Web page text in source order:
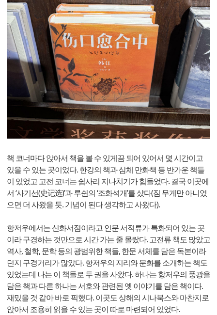
책 코너마다 앉아서 책을 볼 수 있게끔 되어 있어서 몇 시간이고
있을 수 있는 곳이었다. 한강의 책과 삼체 만화책 등 반가운 책들
이 있었고 고전 코너는 쉽사리 지나치기가 힘들었다. 결국 이곳에
서 ‘사기선(史记选)’과 루쉰의 ‘조화석개’를 샀다(짐 무게만 아니었
으면 더 사왔을 듯. 기념이 된다 생각하고 사왔다).
항저우에서는 신화서점이라고 인문 서적류가 특화되어 있는 곳
이라 구경하는 것만으로 시간 가는 줄 몰랐다. 고전류 책도 많았고
역사, 철학, 문학 등의 광범위한 책들, 한문 서체를 담은 독본이라
던지 구경거리가 많았다. 항저우의 지리와 문화를 소개하는 책도
있었는데 나는 이 책들로 두 권을 사왔다. 하나는 항저우의 풍광을
담은 책과 다른 하나는 서호와 관련된 옛 이야기를 담은 책이다.
재밌을 것 같아 바로 픽했다. 이곳도 상해의 시나북스와 마찬지로
앉아서 조용히 읽을 수 있는 곳이 따로 마련되어 있었다.